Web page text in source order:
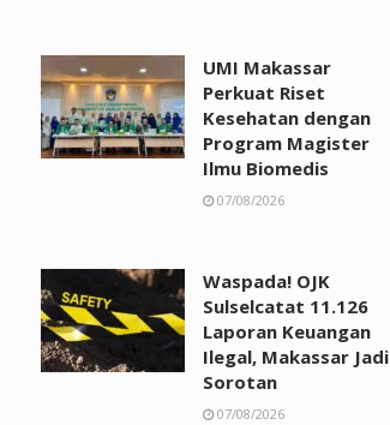
UMI Makassar
Perkuat Riset
Kesehatan dengan
Program Magister
Ilmu Biomedis
07/08/2026
Waspada! OJK
Sulselcatat 11.126
Laporan Keuangan
Ilegal, Makassar Jadi
Sorotan
07/08/2026